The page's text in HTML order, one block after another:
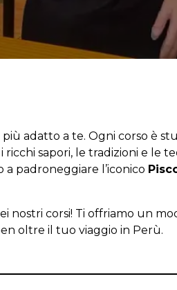
adatto a te. Ogni corso è
sapori, le tradizioni e le
a padroneggiare l’iconico
nostri corsi! Ti offriamo un
oltre il tuo viaggio in Perù.